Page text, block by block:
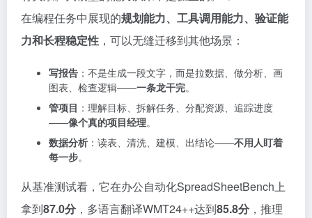
在编程任务中展现的规划能力、工具调用能力、验证能
力和长程稳定性 ，可以无缝迁移到其他场景：
写报告 ：不是生成一段文字，而是拉数据、做分析、画
图表、检查逻辑——一条龙干完。
管项目 ：理解目标、拆解任务、分配资源、追踪进度
——像个真的项目经理。
数据分析 ：读表、清洗、建模、出结论——不用人盯着
每一步。
从基准测试看，它在办公自动化SpreadSheetBench上
拿到87.0分，多语言翻译WMT24++达到85.8分，推理